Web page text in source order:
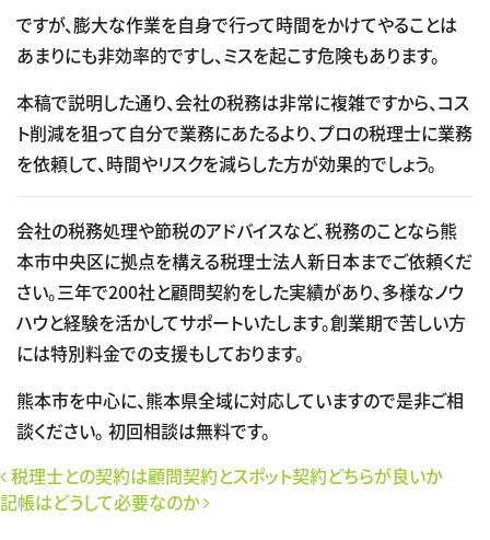
ですが、膨大な作業を自身で行って時間をかけてやることは
あまりにも非効率的ですし、ミスを起こす危険もあります。
本稿で説明した通り、会社の税務は非常に複雑ですから、コス
ト削減を狙って自分で業務にあたるより、プロの税理士に業務
を依頼して、時間やリスクを減らした方が効果的でしょう。
会社の税務処理や節税のアドバイスなど、税務のことなら熊
本市中央区に拠点を構える税理士法人新日本までご依頼くだ
さい。三年で200社と顧問契約をした実績があり、多様なノウ
ハウと経験を活かしてサポートいたします。創業期で苦しい方
には特別料金での支援もしております。
熊本市を中心に、熊本県全域に対応していますので是非ご相
談ください。 初回相談は無料です。
投稿ナビゲーション
税理士との契約は顧問契約とスポット契約どちらが良いか
記帳はどうして必要なのか